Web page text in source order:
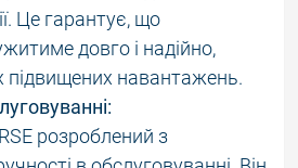
Це гарантує, що
довго і надійно,
підвищених навантажень.
розроблений з